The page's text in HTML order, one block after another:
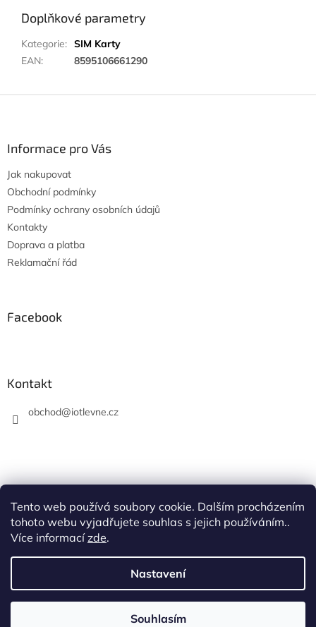
Tento web používá soubory cookie. Dalším procházením
tohoto webu vyjadřujete souhlas s jejich používáním..
Více informacízde.
Nastavení
Souhlasím
Doplňkové parametry
Kategorie: SIM Karty
EAN: 8595106661290
Informace pro Vás
Jak nakupovat
Obchodní podmínky
Podmínky ochrany osobních údajů
Kontakty
Doprava a platba
Reklamační řád
Facebook
Kontakt
obchod@iotlevne.cz
Hodnocení na Heureka.cz
Vytvořil Shoptet
iotlevne.cz. Všechna práva vyhrazena.